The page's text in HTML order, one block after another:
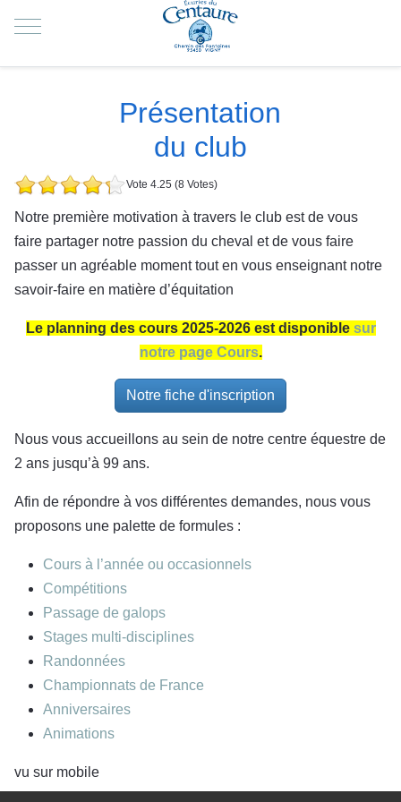
Mobile Menu Toggle
Présentation
du club
Vote 4.25 (8 Votes)
Notre première motivation à travers le club est de vous
faire partager notre passion du cheval et de vous faire
passer un agréable moment tout en vous enseignant notre
savoir-faire en matière d’équitation
Le planning des cours 2025-2026 est disponible sur
notre page Cours.
Notre fiche d'inscription
Nous vous accueillons au sein de notre centre équestre de
2 ans jusqu’à 99 ans.
Afin de répondre à vos différentes demandes, nous vous
proposons une palette de formules :
Cours à l’année ou occasionnels
Compétitions
Passage de galops
Stages multi-disciplines
Randonnées
Championnats de France
Anniversaires
Animations
vu sur mobile